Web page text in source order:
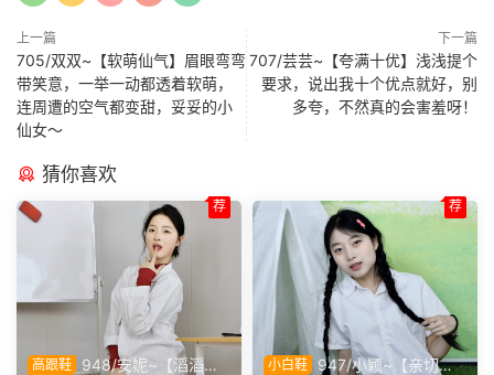
上一篇
705/双双~【软萌仙气】眉眼弯弯
带笑意，一举一动都透着软萌，
连周遭的空气都变甜，妥妥的小
仙女～
下一篇
707/芸芸~【夸满十优】浅浅提个
要求，说出我十个优点就好，别
多夸，不然真的会害羞呀！
猜你喜欢
高跟鞋
948/安妮~【滔滔不
荐
小白鞋
947/小颖~【亲切大
荐